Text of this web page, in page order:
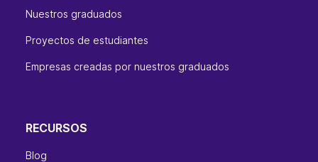
Nuestros graduados
Proyectos de estudiantes
Empresas creadas por nuestros graduados
RECURSOS
Blog